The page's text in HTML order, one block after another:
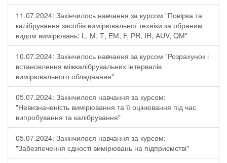
11.07.2024: Закінчилось навчання за курсом "Повірка та
калібрування засобів вимірювальної техніки за обраним
видом вимірювань: L, М, Т, ЕМ, F, РR, ІR, АUV, QМ"
10.07.2024: Закінчилось навчання за курсом "Розрахунок і
встановлення міжкалібрувальних інтервалів
вимірювального обладнання"
05.07.2024: Закінчилося навчання за курсом:
"Невизначеність вимірювання та її оцінювання під час
випробування та калібрування"
05.07.2024: Закінчилося навчання за курсом:
"Забезпечення єдності вимірювань на підприємстві"